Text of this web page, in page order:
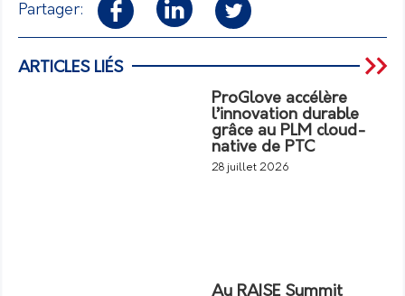
Partager:
ARTICLES LIÉS
ProGlove accélère
l’innovation durable
grâce au PLM cloud-
native de PTC
28 juillet 2026
Au RAISE Summit